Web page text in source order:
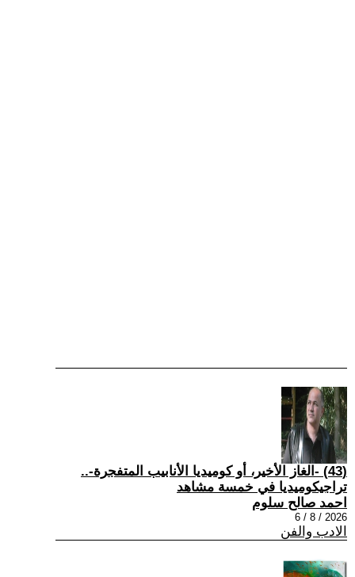
(43) -الغاز الأخير، أو كوميديا الأنابيب المتفجرة-..
تراجيكوميديا في خمسة مشاهد
احمد صالح سلوم
2026 / 8 / 6
الادب والفن